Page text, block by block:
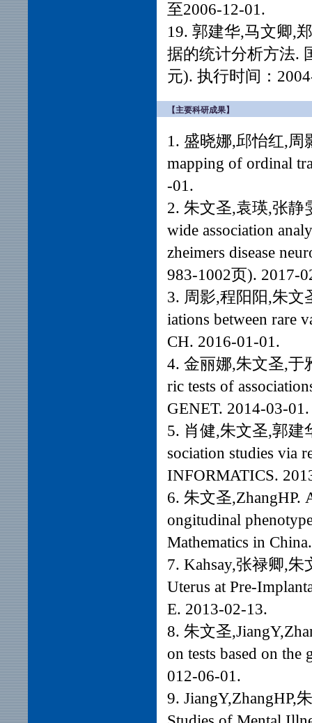
至2006-12-01.
19. 郭建华,马文卿,
据的统计分析方法.
元). 执行时间：
【主要科研成果】
1. 盛晓娜,邱怡红,周
mapping of ordinal
-01.
2. 朱文圣,袁瑛,张静
wide association
zheimers disease
983-1002页). 2017-
3. 周影,程阳阳,朱文
iations between rare
CH. 2016-01-01.
4. 金丽娜,朱文圣,于
ric tests of
GENET. 2014-03-01.
5. 肖健,朱文圣,郭建
sociation studies via
INFORMATICS.
6. 朱文圣,ZhangHP.
ongitudinal
Mathematics in
7. Kahsay,张禄卿,
Uterus at Pre-
E. 2013-02-13.
8. 朱文圣
on tests based on the
012-06-01.
9. JiangY,ZhangHP,